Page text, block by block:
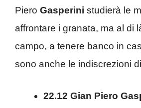
Piero Gasperini studierà le
affrontare i granata, ma al di
campo, a tenere banco in
sono anche le indiscrezioni di
22.12 Gian Piero